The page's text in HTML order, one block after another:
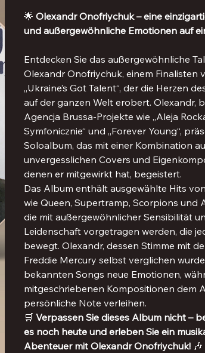
🌟 Olexandr Onofriychuk – eine
und außergewöhnliche Emotionen auf
Entdecken Sie das außergewöhnliche
Olexandr Onofriychuk, einem Finalisten
„Ukraine’s Got Talent“, der die Herzen
auf der ganzen Welt erobert. Olexandr,
Agencja Brussa-Projekte wie „Aleja
Symfonicznie“ und „Forever Young“,
Soloalbum, das mit einer Kombination
unvergesslichen Covers und
denen er mitgewirkt hat, begeistert.
Das Album enthält ausgewählte Hits
wie Queen, Supertramp, Scorpions und
die mit außergewöhnlicher Sensibilität
Leidenschaft vorgetragen werden, die
bewegt. Olexandr, dessen Stimme mit
Freddie Mercury selbst verglichen
bekannten Songs neue Emotionen,
mitgeschriebenen Kompositionen dem
persönliche Note verleihen.
🛒 Verpassen Sie dieses Album nicht –
es noch heute und erleben Sie ein
Abenteuer mit Olexandr Onofriychuk!🎶